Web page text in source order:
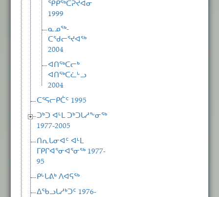
ᕿᑭᖅᑕᕈᔪᐊᓂ
1999
ᓇᓄᖅ-
ᑕᖁᓕᕐᔪᐊᖅ
2004
ᐊᑎᖅᑕᓕᒃ
ᐊᑎᖅᑕᓛᒡᓗ
2004
ᑕᕐᕋᓕᑭᑖᑦ 1995
ᑐᒃᑐ ᐊᒻᒪ ᑐᒃᑐᒐᓱᖕᓂᖅ
1977-2005
ᑎᕆᒐᓂᐊᑦ ᐊᒻᒪ
ᒥᑭᒋᐊᕐᓂᐊᕐᓂᖅ 1977-
95
ᑭᒡᒐᕕᒃ ᐱᐊᕋᖅ
ᐃᖃᓗᒐᓱᒃᑐᑦ 1976-